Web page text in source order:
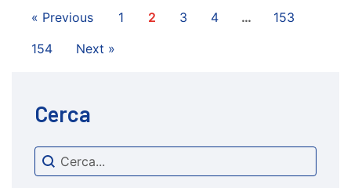
« Previous 1 2 3 4 …
153
154
Next »
Cerca
cerca
Search content